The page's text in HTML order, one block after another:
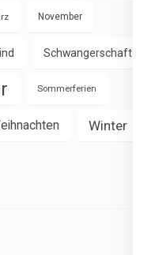
November
Schwangerschaft
Sommerferien
Winter